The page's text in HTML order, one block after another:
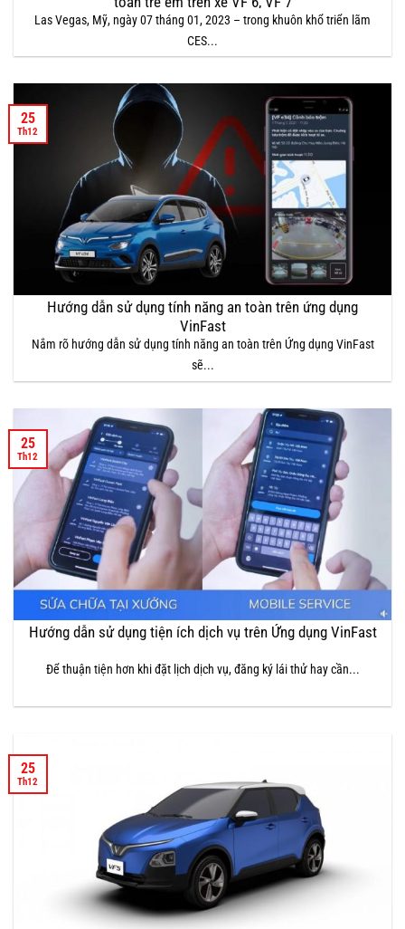
Las Vegas, Mỹ, ngày 07 tháng 01, 2023 – trong khuôn khổ triển lãm
CES...
Hướng dẫn sử dụng tính năng an toàn trên ứng dụng
VinFast
Nắm rõ hướng dẫn sử dụng tính năng an toàn trên Ứng dụng VinFast
sẽ...
25
Th12
Hướng dẫn sử dụng tiện ích dịch vụ trên Ứng dụng VinFast
Để thuận tiện hơn khi đặt lịch dịch vụ, đăng ký lái thử hay cần...
25
Th12
25
Th12